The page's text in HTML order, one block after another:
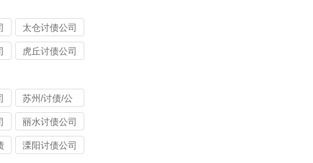
太仓讨债公司
虎丘讨债公司
苏州/讨债/公
司
丽水讨债公司
溧阳讨债公司